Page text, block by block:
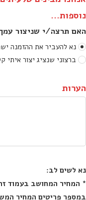
נוספות...
האם תרצה/י שניצור
נא להעביר את ההזמנה
ברצוני שנציג יצור
הערות